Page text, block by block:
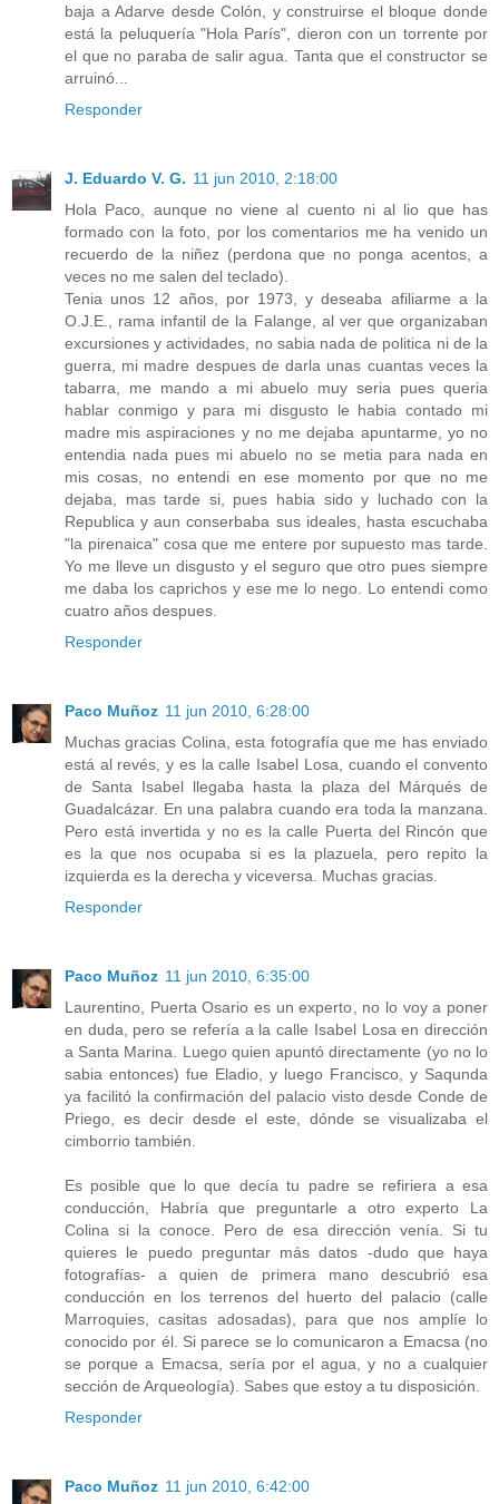
baja a Adarve desde Colón, y construirse el bloque donde
está la peluquería "Hola París", dieron con un torrente por
el que no paraba de salir agua. Tanta que el constructor se
arruinó...
Responder
J. Eduardo V. G. 11 jun 2010, 2:18:00
Hola Paco, aunque no viene al cuento ni al lio que has
formado con la foto, por los comentarios me ha venido un
recuerdo de la niñez (perdona que no ponga acentos, a
veces no me salen del teclado).
Tenia unos 12 años, por 1973, y deseaba afiliarme a la
O.J.E., rama infantil de la Falange, al ver que organizaban
excursiones y actividades, no sabia nada de politica ni de la
guerra, mi madre despues de darla unas cuantas veces la
tabarra, me mando a mi abuelo muy seria pues queria
hablar conmigo y para mi disgusto le habia contado mi
madre mis aspiraciones y no me dejaba apuntarme, yo no
entendia nada pues mi abuelo no se metia para nada en
mis cosas, no entendi en ese momento por que no me
dejaba, mas tarde si, pues habia sido y luchado con la
Republica y aun conserbaba sus ideales, hasta escuchaba
"la pirenaica" cosa que me entere por supuesto mas tarde.
Yo me lleve un disgusto y el seguro que otro pues siempre
me daba los caprichos y ese me lo nego. Lo entendi como
cuatro años despues.
Responder
Paco Muñoz 11 jun 2010, 6:28:00
Muchas gracias Colina, esta fotografía que me has enviado
está al revés, y es la calle Isabel Losa, cuando el convento
de Santa Isabel llegaba hasta la plaza del Márqués de
Guadalcázar. En una palabra cuando era toda la manzana.
Pero está invertida y no es la calle Puerta del Rincón que
es la que nos ocupaba si es la plazuela, pero repito la
izquierda es la derecha y viceversa. Muchas gracias.
Responder
Paco Muñoz 11 jun 2010, 6:35:00
Laurentino, Puerta Osario es un experto, no lo voy a poner
en duda, pero se refería a la calle Isabel Losa en dirección
a Santa Marina. Luego quien apuntó directamente (yo no lo
sabia entonces) fue Eladio, y luego Francisco, y Saqunda
ya facilitó la confirmación del palacio visto desde Conde de
Priego, es decir desde el este, dónde se visualizaba el
cimborrio también.
Es posible que lo que decía tu padre se refiriera a esa
conducción, Habría que preguntarle a otro experto La
Colina si la conoce. Pero de esa dirección venía. Si tu
quieres le puedo preguntar más datos -dudo que haya
fotografías- a quien de primera mano descubrió esa
conducción en los terrenos del huerto del palacio (calle
Marroquies, casitas adosadas), para que nos amplíe lo
conocido por él. Si parece se lo comunicaron a Emacsa (no
se porque a Emacsa, sería por el agua, y no a cualquier
sección de Arqueología). Sabes que estoy a tu disposición.
Responder
Paco Muñoz 11 jun 2010, 6:42:00